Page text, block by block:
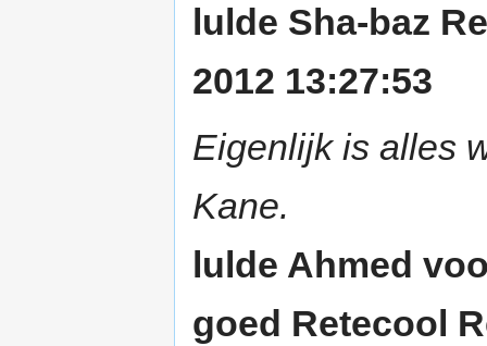
lulde Sha-baz
2012 13:27:53
Eigenlijk is alles
Kane.
lulde Ahmed
goed Retecool